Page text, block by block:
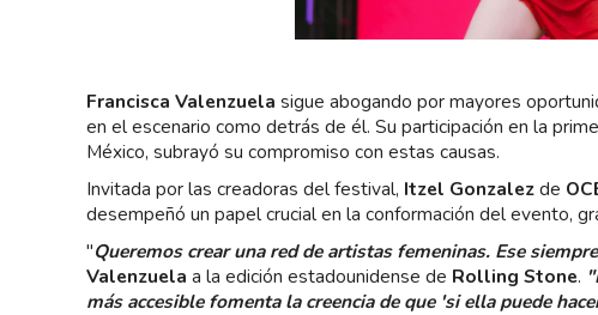
Francisca Valenzuela sigue abogando por mayores
en el escenario como detrás de él. Su participación en la
México, subrayó su compromiso con estas causas.
Invitada por las creadoras del festival, Itzel Gonzalezde
desempeñó un papel crucial en la conformación del evento,
"Queremos crear una red de artistas femeninas. Ese
Valenzuela a la edición estadounidense de Rolling Stone.
más accesible fomenta la creencia de que 'si ella puede